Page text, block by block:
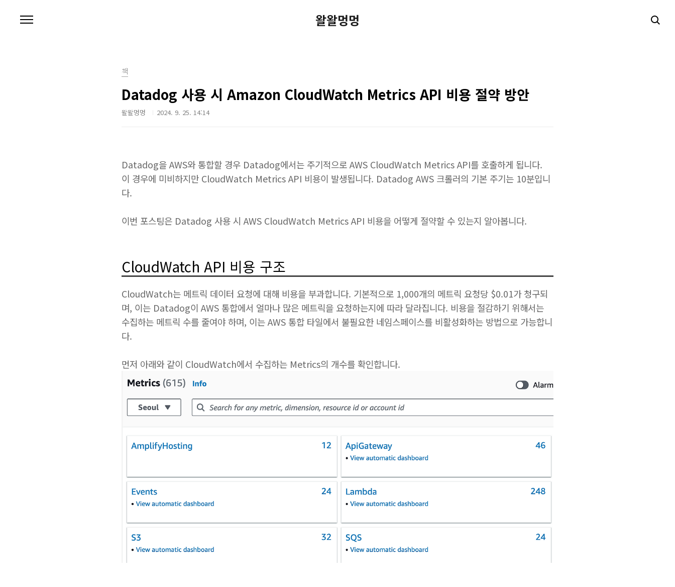
왈왈멍멍
책
Datadog 사용 시 Amazon CloudWatch Metrics API 비용 절약 방안
왈왈멍멍 2024. 9. 25. 14:14
Datadog을 AWS와 통합할 경우 Datadog에서는 주기적으로 AWS CloudWatch Metrics API를 호출하게 됩니다.
이 경우에 미비하지만 CloudWatch Metrics API 비용이 발생됩니다. Datadog AWS 크롤러의 기본 주기는 10분입니
다.
이번 포스팅은 Datadog 사용 시 AWS CloudWatch Metrics API 비용을 어떻게 절약할 수 있는지 알아봅니다.
CloudWatch API 비용 구조
CloudWatch는 메트릭 데이터 요청에 대해 비용을 부과합니다. 기본적으로 1,000개의 메트릭 요청당 $0.01가 청구되
며, 이는 Datadog이 AWS 통합에서 얼마나 많은 메트릭을 요청하는지에 따라 달라집니다. 비용을 절감하기 위해서는
수집하는 메트릭 수를 줄여야 하며, 이는 AWS 통합 타일에서 불필요한 네임스페이스를 비활성화하는 방법으로 가능합니
다.
먼저 아래와 같이 CloudWatch에서 수집하는 Metrics의 개수를 확인합니다.